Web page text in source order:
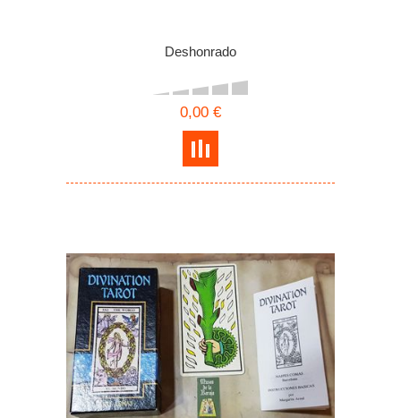
Deshonrado
0,00 €